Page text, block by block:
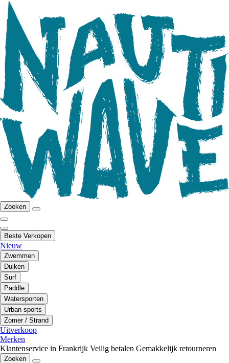
Zoeken
Beste Verkopen
Nieuw
Zwemmen
Duiken
Surf
Paddle
Watersporten
Urban sports
Zomer / Strand
Uitverkoop
Merken
Klantenservice in Frankrijk Veilig betalen Gemakkelijk retourneren
Zoeken